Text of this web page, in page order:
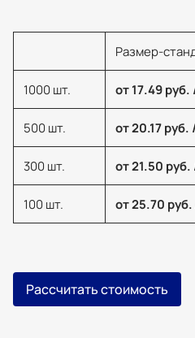
Размер-
1000 шт. от 17.49 руб.
500 шт. от 20.17 руб.
300 шт. от 21.50
100 шт. от 25.70
Рассчитать стоимость